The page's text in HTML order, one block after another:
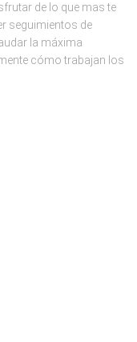
de lo que mas te
seguimientos de
la máxima
cómo trabajan los